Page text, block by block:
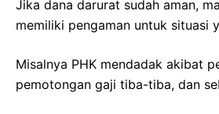
Jika dana darurat sudah aman,
memiliki pengaman untuk situasi
Misalnya PHK mendadak akibat
pemotongan gaji tiba-tiba, dan